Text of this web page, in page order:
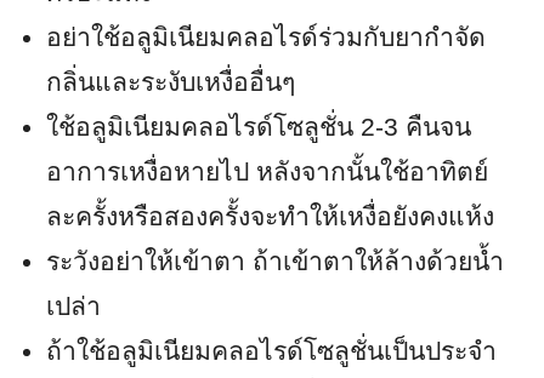
อย่าใช้อลูมิเนียมคลอไรด์ร่วมกับยากำจัด
กลิ่นและระงับเหงื่ออื่นๆ
ใช้อลูมิเนียมคลอไรด์โซลูชั่น 2-3 คืนจน
อาการเหงื่อหายไป หลังจากนั้นใช้อาทิตย์
ละครั้งหรือสองครั้งจะทำให้เหงื่อยังคงแห้ง
ระวังอย่าให้เข้าตา ถ้าเข้าตาให้ล้างด้วยน้ำ
เปล่า
ถ้าใช้อลูมิเนียมคลอไรด์โซลูชั่นเป็นประจำ